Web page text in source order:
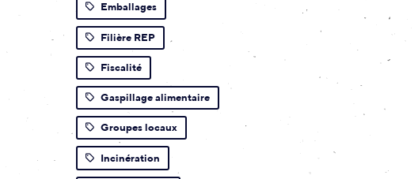
Emballages
Filière REP
Fiscalité
Gaspillage alimentaire
Groupes locaux
Incinération